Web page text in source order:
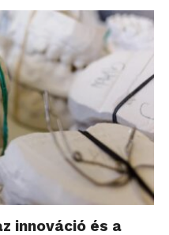
innováció és a